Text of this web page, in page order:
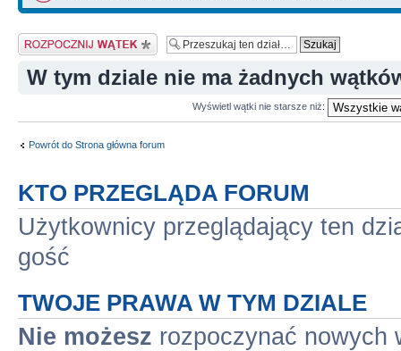
Napisz wątek
W tym dziale nie ma żadnych
Wyświetl wątki nie starsze niż:
Powrót do Strona główna forum
KTO PRZEGLĄDA FORUM
Użytkownicy przeglądający ten
gość
TWOJE PRAWA W TYM DZIALE
Nie możesz rozpoczynać nowych